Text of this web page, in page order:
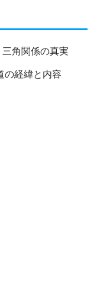
角関係の真実
の経緯と内容